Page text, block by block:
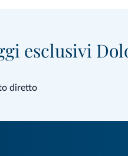
esclusivi
diretto